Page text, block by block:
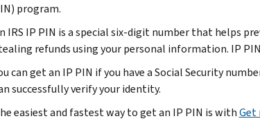
program.
IRS IP PIN is a special six-digit number that helps
refunds using your personal information. IP
can get an IP PIN if you have a Social Security
successfully verify your identity.
easiest and fastest way to get an IP PIN is withGet